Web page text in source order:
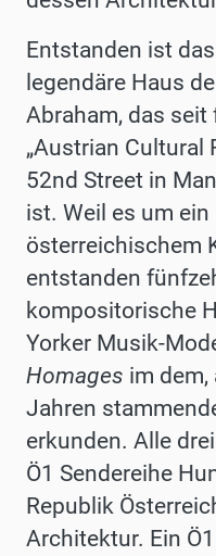
Entstanden ist
legendäre Haus
Abraham, das
„Austrian Cultural
52nd Street in
ist. Weil es um
österreichischem
entstanden
kompositorische
Yorker Musik-
Homages im
Jahren
erkunden. Alle
Ö1 Sendereihe
Republik
Architektur. Ein